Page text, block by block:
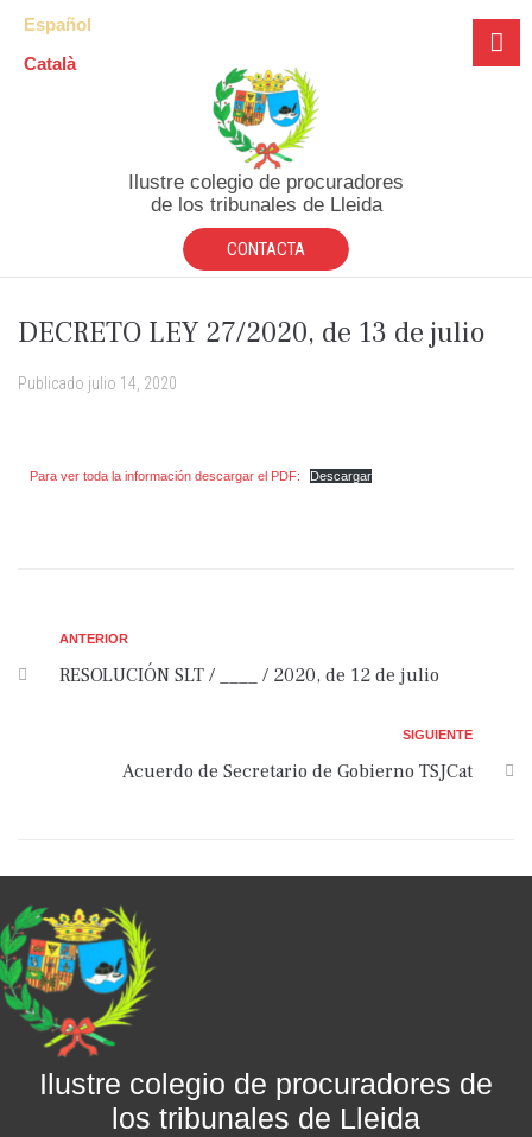
Español
Català
Ilustre colegio de procuradores
de los tribunales de Lleida
CONTACTA
DECRETO LEY 27/2020, de 13 de julio
Publicado julio 14, 2020
Para ver toda la información descargar el PDF: Descargar
ANTERIOR
RESOLUCIÓN SLT / ____ / 2020, de 12 de julio
SIGUIENTE
Acuerdo de Secretario de Gobierno TSJCat
Ilustre colegio de procuradores de
los tribunales de Lleida